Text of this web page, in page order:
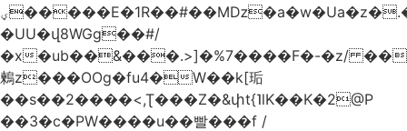
ؠ�����E�1R��#��Mǲ�a�w�Ua�z�.�SU�S��p���ǯ��yaa��Я�}
�UU�վ8WGg��#/
�x�ub��&���.>]�%7����F�-�z/ ��
鶫z���OOg�fu4�W��k[㻈
��s��2����<,Ʈ���Z�&փt{˥lK��K�2@P
��3�c�PW����u��빨���f /